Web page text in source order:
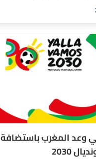
وعد المغرب باستضافة
2030